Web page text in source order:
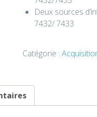
Deux sources
7432/ 7433
Catégorie :